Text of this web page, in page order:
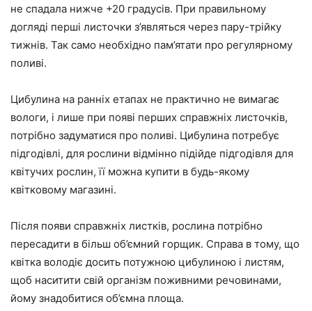
не спадала нижче +20 градусів. При правильному
догляді перші листочки з’являться через пару-трійку
тижнів. Так само необхідно пам’ятати про регулярному
поливі.
Цибулина на ранніх етапах не практично не вимагає
вологи, і лише при появі перших справжніх листочків,
потрібно задуматися про поливі. Цибулина потребує
підгодівлі, для рослини відмінно підійде підгодівля для
квітучих рослин, її можна купити в будь-якому
квітковому магазині.
Після появи справжніх листків, рослина потрібно
пересадити в більш об’ємний горщик. Справа в тому, що
квітка володіє досить потужною цибулиною і листям,
щоб наситити свій організм поживними речовинами,
йому знадобитися об’ємна площа.